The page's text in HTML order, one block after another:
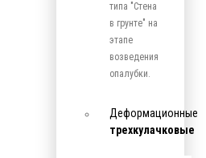
типа "Стена
в грунте" на
этапе
возведения
опалубки.
Деформационные
трехкулачковые